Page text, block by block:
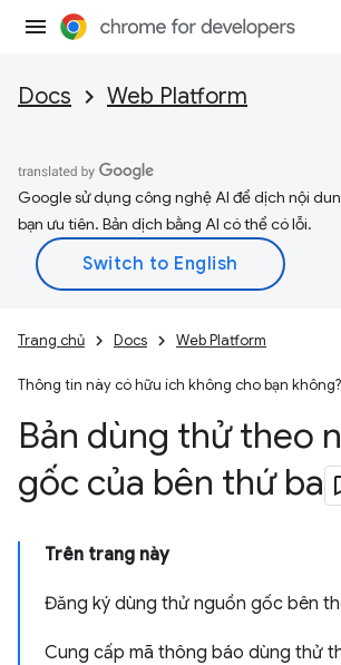
Docs Web Platform
Google sử dụng công nghệ AI để dịch nội
bạn ưu tiên. Bản dịch bằng AI có thể có lỗi.
Trang chủ Docs Web Platform
Thông tin này có hữu ích không cho bạn không?
Bản dùng thử theo
gốc của bên thứ ba
Trên trang này
Đăng ký dùng thử nguồn gốc bên
Cung cấp mã thông báo dùng thử